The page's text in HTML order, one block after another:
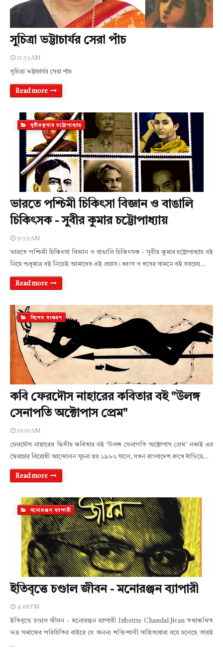
সুচিত্রা ভট্টাচার্যর সেরা পাঁচ
11:53 AM
সুচিত্রা ভট্টাচার্যর সেরা পাঁচ
Read more
সুবীরকুমার চট্টোপাধ্যায়
ভারতে পশ্চিমী চিকিৎসা বিজ্ঞান ও বাঙালি
চিকিৎসক - সুবীর কুমার চট্টোপাধ্যায়
9:59 AM
ভারতে পশ্চিমী চিকিৎসা বিজ্ঞান ও বাঙালি চিকিৎসক - সুবীর কুমার চট্টোপাধ্যায় বই
নিয়ে শুধুমাত্র বই নিয়েই আমাদের এই প্রয়াস। ধ্বংস ও ধসের সামনে বই সবচেয়…
Read more
বিশেষ সংস্করণ
কবি ফেরদৌস নাহারের কবিতার বই "উলঙ্গ
সেনাপতি অক্টোপাস প্রেম"
10:01 AM
ফেরদৌস নাহারের দ্বিতীয় কবিতার বই ‘উলঙ্গ সেনাপতি অক্টোপাস প্রেম’ নব্বই এর
স্বৈরাচার বিরোধী আন্দোলন সূচনা হয় ১৯৮২ সালে, যখন বাংলাদেশ রুখে দাঁড়িয়ে…
Read more
মনোরঞ্জন ব্যাপারী
ইতিবৃত্তে চণ্ডাল জীবন - মনোরঞ্জন ব্যাপারী
4:08 PM
ইতিবৃত্তে চণ্ডাল জীবন - মনোরঞ্জন ব্যাপারী Itibritte Chandal Jivan তথাকথিত
ভদ্র সমাজের পরিচিতির বাইরে যে অনন্য শক্তিশালী সাহিত্যধারা বয়ে চলেছে তারই
…